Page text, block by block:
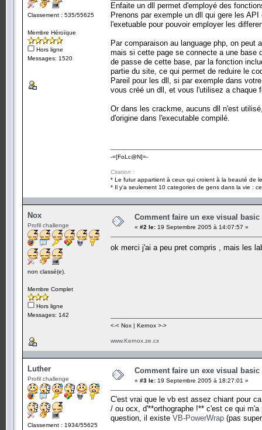
Classement : 535/55625
Membre Héroïque
Hors ligne
Messages: 1520
Enfaite un dll permet d'employé des
Prenons par exemple un dll qui gere les
l'exetuable pour pouvoir employer les
Par comparaison au language php, on
mais si cette page se connecte a une base
de passe de cette base, par la fonction
partie du site, ce qui permet de reduire le
Pareil pour les dll, si par exemple dans
vous créé un dll, et vous l'utilisez a chaque
Or dans les crackme, aucuns dll n'est
d'origine dans l'executable compilé.
-=[FoLc@N]=-
Citation :
* Le futur appartient à ceux qui croient à la beauté de
* Il y'a seulement 10 categories de gens dans la vie :
Nox
Profil challenge
non classé(e).
Membre Complet
Hors ligne
Messages: 142
Comment faire un exe visual
« #2 le: 19 Septembre 2005 à 14:07:57 »
ok merci j'ai a peu pret compris , mais les
<-< Nox | Kernox >->
www.Kernox.ze.cx
Luther
Profil challenge
Classement : 1934/55625
Comment faire un exe visual
« #3 le: 19 Septembre 2005 à 18:27:01 »
C'est vrai que le vb est assez chiant pour
/ ou ocx, d'**orthographe !** c'est ce qui
question, il existe VB-PowerWrap (pas